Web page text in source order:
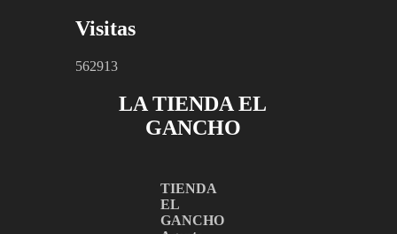
Visitas
562913
LA TIENDA EL
GANCHO
TIENDA
EL
GANCHO